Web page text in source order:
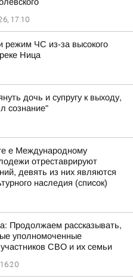
17:10
режим ЧС из-за высокого
Ница
дочь и супругу к выходу,
сознание"
е Международному
отреставрируют
девять из них являются
наследия (список)
Продолжаем рассказывать,
уполномоченные
СВО и их семьи